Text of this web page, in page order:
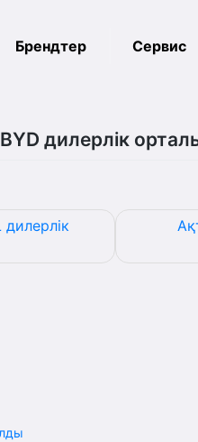
Брендтер Сервис
дилерлік